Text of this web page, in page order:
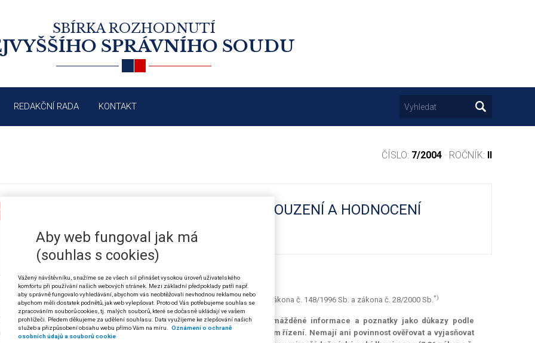
SBÍRKA ROZHODNUTÍ
SPRÁVNÍHO SOUDU
REDAKČNÍ RADA KONTAKT
ČÍSLO: 7/2004 · ROČNÍK:
VEŘEJNÁ OBCHODNÍ SOUTĚŽ A POSOUZENÍ A HODNOCENÍ
2004
§ 57 odst. 5 zákona č. 199/1994 Sb., o zadávání veřejných zakázek, ve znění zákona č. 148/1996 Sb. a zákona č. 28/2000 Sb.*)
komise pro posouzení a hodnocení nabídek nehodnotí shromážděné informace a poznatky jako důkazy podle
zásad práva procesního, neboť nejednají a nerozhodují ve správním řízení. Nemají ani povinnost ověřovat a vyjasňovat
Aby web fungoval jak má
(souhlas s cookies)
Vážený návštěvníku, snažíme se ze všech sil přinášet vysokou úroveň uživatelského
komfortu při používání našich webových stránek. Mezi základní předpoklady patří např.
aby správně fungovalo vyhledávání, abychom vás neobtěžovali nevhodnou reklamou nebo
abychom měli dostatek podnětů, jak web vylepšovat. Proto od Vás potřebujeme souhlas se
zpracováním souborů cookies, tj. malých souborů, které se dočasně ukládají ve vašem
prohlížeči. Předem děkujeme za udělení souhlasu. Data využijeme ke zlepšování našich
služeb a přizpůsobení obsahu webu přímo Vám na míru.
Oznámení o ochraně
osobních údajů a souborů cookie